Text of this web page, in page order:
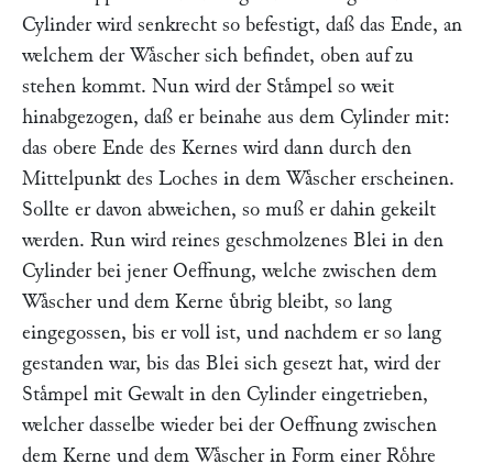
Cylinder wird senkrecht so befestigt, daß das Ende, an
welchem der Waͤscher sich befindet, oben auf zu
stehen kommt. Nun wird der Staͤmpel so weit
hinabgezogen, daß er beinahe aus dem Cylinder mit:
das obere Ende des Kernes wird dann durch den
Mittelpunkt des Loches in dem Waͤscher erscheinen.
Sollte er davon abweichen, so muß er dahin gekeilt
werden. Run wird reines geschmolzenes Blei in den
Cylinder bei jener Oeffnung, welche zwischen dem
Waͤscher und dem Kerne uͤbrig bleibt, so lang
eingegossen, bis er voll ist, und nachdem er so lang
gestanden war, bis das Blei sich gesezt hat, wird der
Staͤmpel mit Gewalt in den Cylinder eingetrieben,
welcher dasselbe wieder bei der Oeffnung zwischen
dem Kerne und dem Waͤscher in Form einer Roͤhre